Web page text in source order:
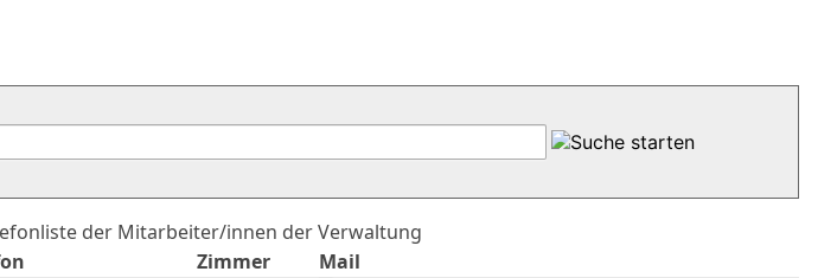
der Mitarbeiter/innen der Verwaltung
Zimmer
Mail